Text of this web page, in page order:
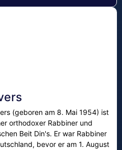
(geboren am 8. Mai 1954) ist
orthodoxer Rabbiner und
Beit Din's. Er war Rabbiner
bevor er am 1. August